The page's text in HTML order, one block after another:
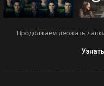
Продолжаем держать